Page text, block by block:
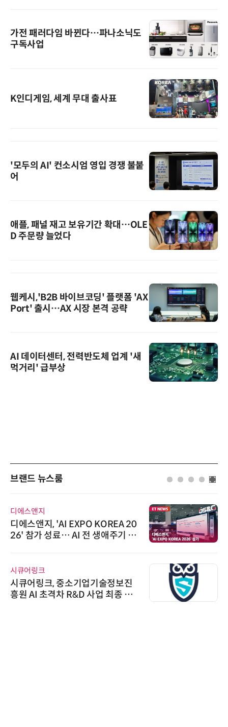
가전 패러다임 바뀐다…파나소닉도
구독사업
K인디게임, 세계 무대 출사표
'모두의 AI' 컨소시엄 영입 경쟁 불붙
어
애플, 패널 재고 보유기간 확대…OLE
D 주문량 늘었다
웹케시,'B2B 바이브코딩' 플랫폼 'AX
Port' 출시…AX 시장 본격 공략
AI 데이터센터, 전력반도체 업계 '새
먹거리' 급부상
브랜드 뉴스룸
디에스앤지
디에스앤지, 'AI EXPO KOREA 20
26' 참가 성료… AI 전 생애주기 아
시큐어링크
시큐어링크, 중소기업기술정보진
흥원 AI 초격차 R&D 사업 최종 선